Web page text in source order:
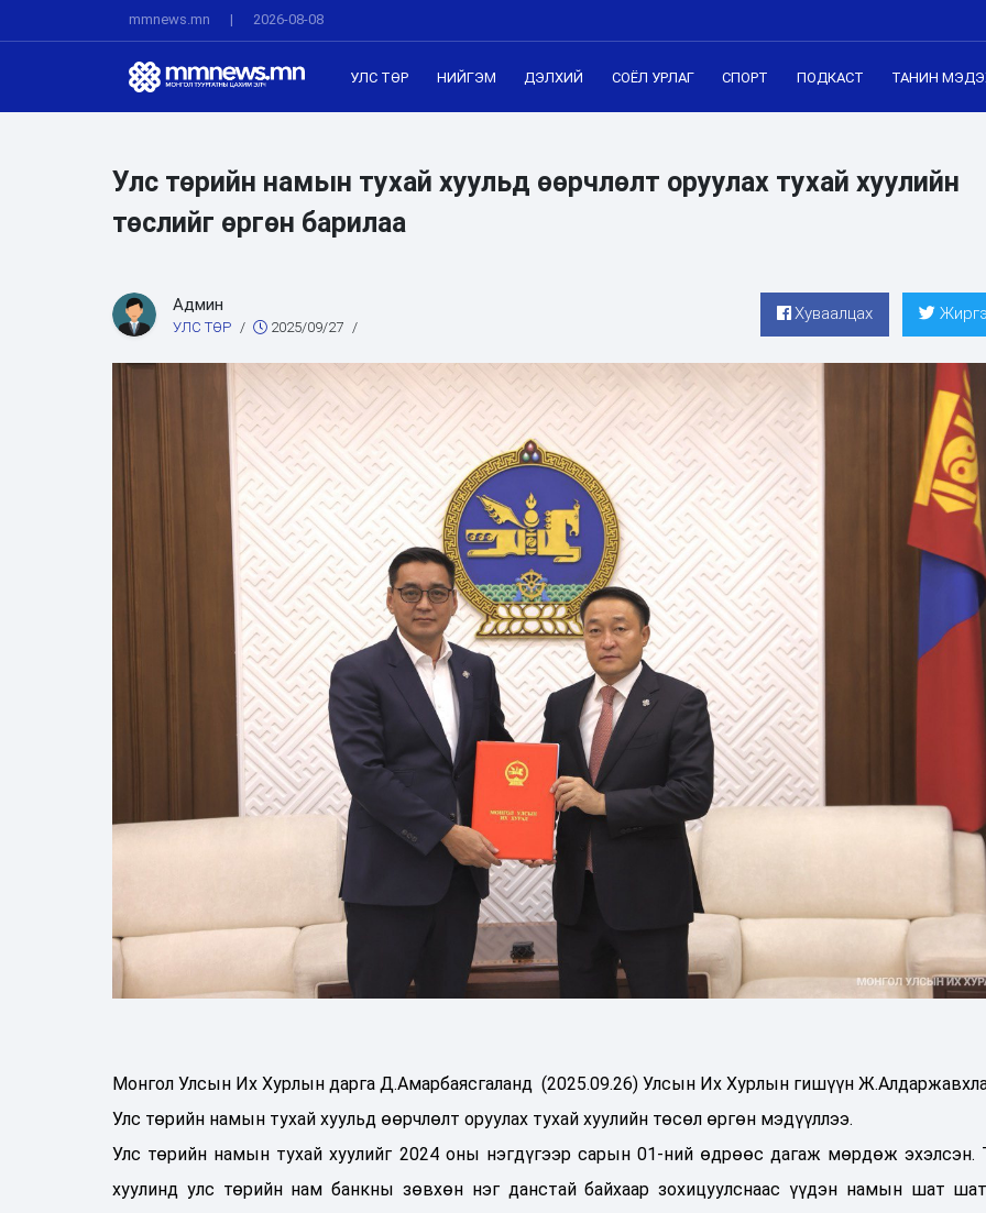
mmnews.mn | 2026-08-08
УЛС ТӨР НИЙГЭМ ДЭЛХИЙ СОЁЛ УРЛАГ СПОРТ ПОДКАСТ ТАНИН
Улс төрийн намын тухай хуульд өөрчлөлт оруулах тухай хуулийн
төслийг өргөн барилаа
Админ
УЛС ТӨР / 2025/09/27 /
Хуваалцах
Монгол Улсын Их Хурлын дарга Д.Амарбаясгаланд (2025.09.26) Улсын Их Хурлын гишүүн
Улс төрийн намын тухай хуульд өөрчлөлт оруулах тухай хуулийн төсөл өргөн мэдүүллээ.
Улс төрийн намын тухай хуулийг 2024 оны нэгдүгээр сарын 01-ний өдрөөс дагаж мөрдөж эхэлсэн.
хуулинд улс төрийн нам банкны зөвхөн нэг данстай байхаар зохицуулснаас үүдэн намын шат